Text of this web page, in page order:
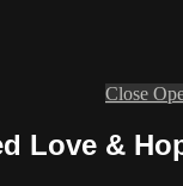
Close
Love &